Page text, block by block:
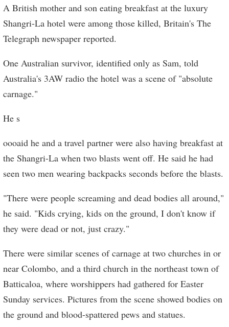
A British mother and son eating breakfast at the luxury
Shangri-La hotel were among those killed, Britain's The
Telegraph newspaper reported.
One Australian survivor, identified only as Sam, told
Australia's 3AW radio the hotel was a scene of "absolute
carnage."
He s
oooaid he and a travel partner were also having breakfast at
the Shangri-La when two blasts went off. He said he had
seen two men wearing backpacks seconds before the blasts.
"There were people screaming and dead bodies all around,"
he said. "Kids crying, kids on the ground, I don't know if
they were dead or not, just crazy."
There were similar scenes of carnage at two churches in or
near Colombo, and a third church in the northeast town of
Batticaloa, where worshippers had gathered for Easter
Sunday services. Pictures from the scene showed bodies on
the ground and blood-spattered pews and statues.